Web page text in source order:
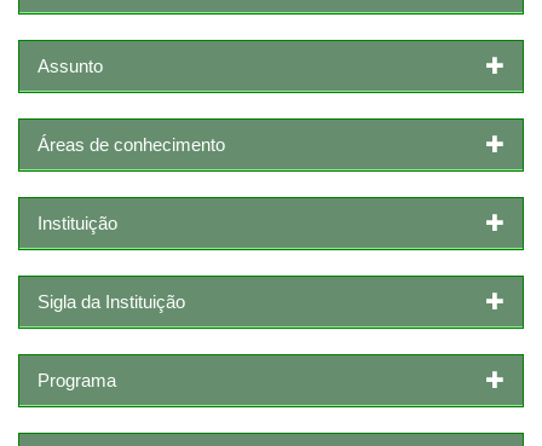
Assunto
Áreas de conhecimento
Instituição
Sigla da Instituição
Programa